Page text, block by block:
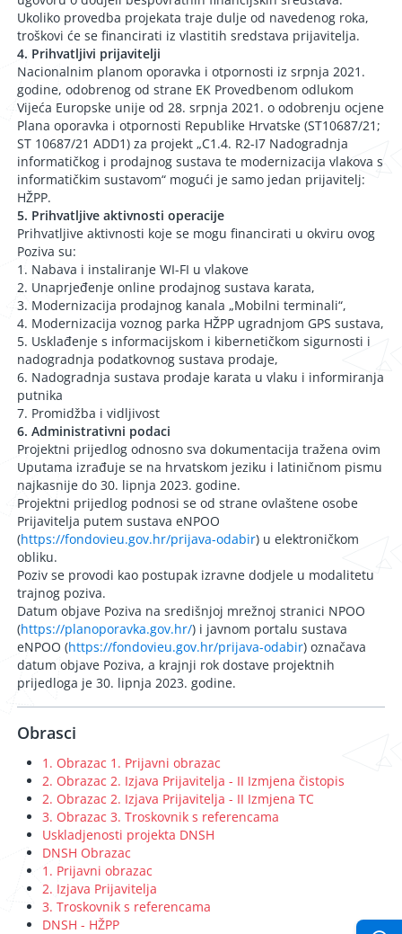
Ukoliko provedba projekata traje dulje od navedenog roka,
troškovi će se financirati iz vlastitih sredstava prijavitelja.
4. Prihvatljivi prijavitelji
Nacionalnim planom oporavka i otpornosti iz srpnja 2021.
godine, odobrenog od strane EK Provedbenom odlukom
Vijeća Europske unije od 28. srpnja 2021. o odobrenju ocjene
Plana oporavka i otpornosti Republike Hrvatske (ST10687/21;
ST 10687/21 ADD1) za projekt „C1.4. R2-I7 Nadogradnja
informatičkog i prodajnog sustava te modernizacija vlakova s
informatičkim sustavom“ mogući je samo jedan prijavitelj:
HŽPP.
5. Prihvatljive aktivnosti operacije
Prihvatljive aktivnosti koje se mogu financirati u okviru ovog
Poziva su:
1. Nabava i instaliranje WI-FI u vlakove
2. Unaprjeđenje online prodajnog sustava karata,
3. Modernizacija prodajnog kanala „Mobilni terminali“,
4. Modernizacija voznog parka HŽPP ugradnjom GPS sustava,
5. Usklađenje s informacijskom i kibernetičkom sigurnosti i
nadogradnja podatkovnog sustava prodaje,
6. Nadogradnja sustava prodaje karata u vlaku i informiranja
putnika
7. Promidžba i vidljivost
6. Administrativni podaci
Projektni prijedlog odnosno sva dokumentacija tražena ovim
Uputama izrađuje se na hrvatskom jeziku i latiničnom pismu
najkasnije do 30. lipnja 2023. godine.
Projektni prijedlog podnosi se od strane ovlaštene osobe
Prijavitelja putem sustava eNPOO
(https://fondovieu.gov.hr/prijava-odabir) u elektroničkom
obliku.
Poziv se provodi kao postupak izravne dodjele u modalitetu
trajnog poziva.
Datum objave Poziva na središnjoj mrežnoj stranici NPOO
(https://planoporavka.gov.hr/) i javnom portalu sustava
eNPOO (https://fondovieu.gov.hr/prijava-odabir) označava
datum objave Poziva, a krajnji rok dostave projektnih
prijedloga je 30. lipnja 2023. godine.
Obrasci
1. Obrazac 1. Prijavni obrazac
2. Obrazac 2. Izjava Prijavitelja - II Izmjena čistopis
2. Obrazac 2. Izjava Prijavitelja - II Izmjena TC
3. Obrazac 3. Troskovnik s referencama
Uskladjenosti projekta DNSH
DNSH Obrazac
1. Prijavni obrazac
2. Izjava Prijavitelja
3. Troskovnik s referencama
DNSH - HŽPP